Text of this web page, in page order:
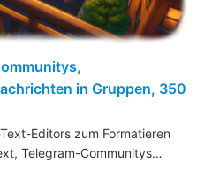
in Gruppen, 350
Editors zum Formatieren
Telegram-Communitys…